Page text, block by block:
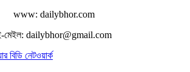
www: dailybhor.com
মেইল: dailybhor@gmail.com
বিডি নেটওয়ার্ক